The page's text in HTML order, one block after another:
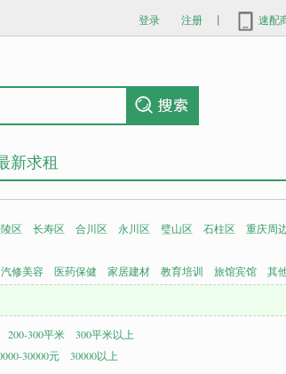
登录 注册 丨 速配
新求租
区 长寿区 合川区 永川区 璧山区 石柱区 重庆周
汽修美容 医药保健 家居建材 教育培训 旅馆宾馆 其
200-300平米
300平米以上
30000元 30000以上